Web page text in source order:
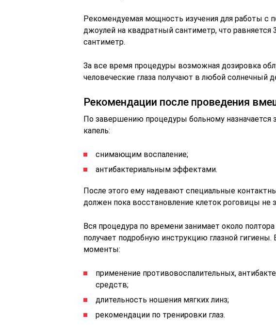
Рекомендуемая мощность изучения для работы с
джоулей на квадратный сантиметр, что
сантиметр.
За все время процедуры возможная дозировка
человеческие глаза получают в любой солнечный
Рекомендации после проведения
По завершению процедуры больному назначается
капель:
снимающим воспаление;
антибактериальным эффектами.
После этого ему надевают специальные
должен пока восстановление клеток роговицы не
Вся процедура по времени занимает около
получает подробную инструкцию глазной
моменты:
применение противовоспалительных,
средств;
длительность ношения мягких линз;
рекомендации по тренировки глаз.